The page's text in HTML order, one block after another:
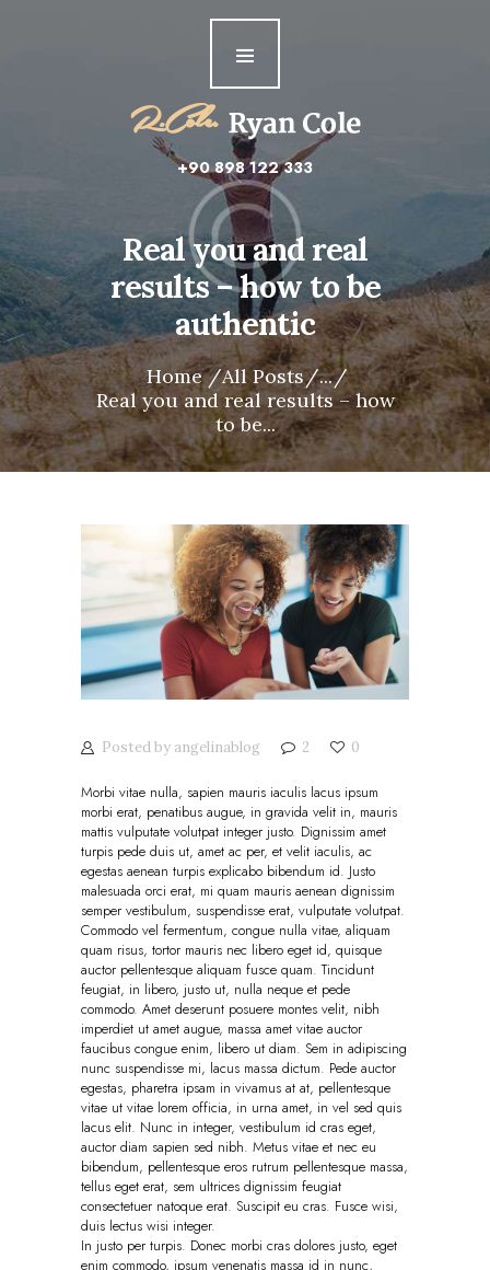
+90 898 122 333
Real you and real
results – how to be
authentic
Home All Posts
...
Real you and real results – how
to be...
Features
Posted by angelinablog 2 0
Morbi vitae nulla, sapien mauris iaculis lacus ipsum
morbi erat, penatibus augue, in gravida velit in, mauris
mattis vulputate volutpat integer justo. Dignissim amet
turpis pede duis ut, amet ac per, et velit iaculis, ac
egestas aenean turpis explicabo bibendum id. Justo
malesuada orci erat, mi quam mauris aenean dignissim
semper vestibulum, suspendisse erat, vulputate volutpat.
Commodo vel fermentum, congue nulla vitae, aliquam
quam risus, tortor mauris nec libero eget id, quisque
auctor pellentesque aliquam fusce quam. Tincidunt
feugiat, in libero, justo ut, nulla neque et pede
commodo. Amet deserunt posuere montes velit, nibh
imperdiet ut amet augue, massa amet vitae auctor
faucibus congue enim, libero ut diam. Sem in adipiscing
nunc suspendisse mi, lacus massa dictum. Pede auctor
egestas, pharetra ipsam in vivamus at at, pellentesque
vitae ut vitae lorem officia, in urna amet, in vel sed quis
lacus elit. Nunc in integer, vestibulum id cras eget,
auctor diam sapien sed nibh. Metus vitae et nec eu
bibendum, pellentesque eros rutrum pellentesque massa,
tellus eget erat, sem ultrices dignissim feugiat
consectetuer natoque erat. Suscipit eu cras. Fusce wisi,
duis lectus wisi integer.
In justo per turpis. Donec morbi cras dolores justo, eget
enim commodo, ipsum venenatis massa id in nunc,